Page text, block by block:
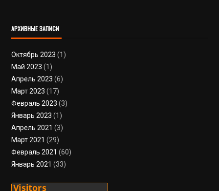
АРХИВНЫЕ ЗАПИСИ
Октябрь 2023 (1)
Май 2023 (1)
Апрель 2023 (6)
Март 2023 (17)
Февраль 2023 (3)
Январь 2023 (1)
Апрель 2021 (3)
Март 2021 (29)
Февраль 2021 (60)
Январь 2021 (33)